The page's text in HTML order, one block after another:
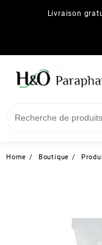
Livraison
Home Boutique